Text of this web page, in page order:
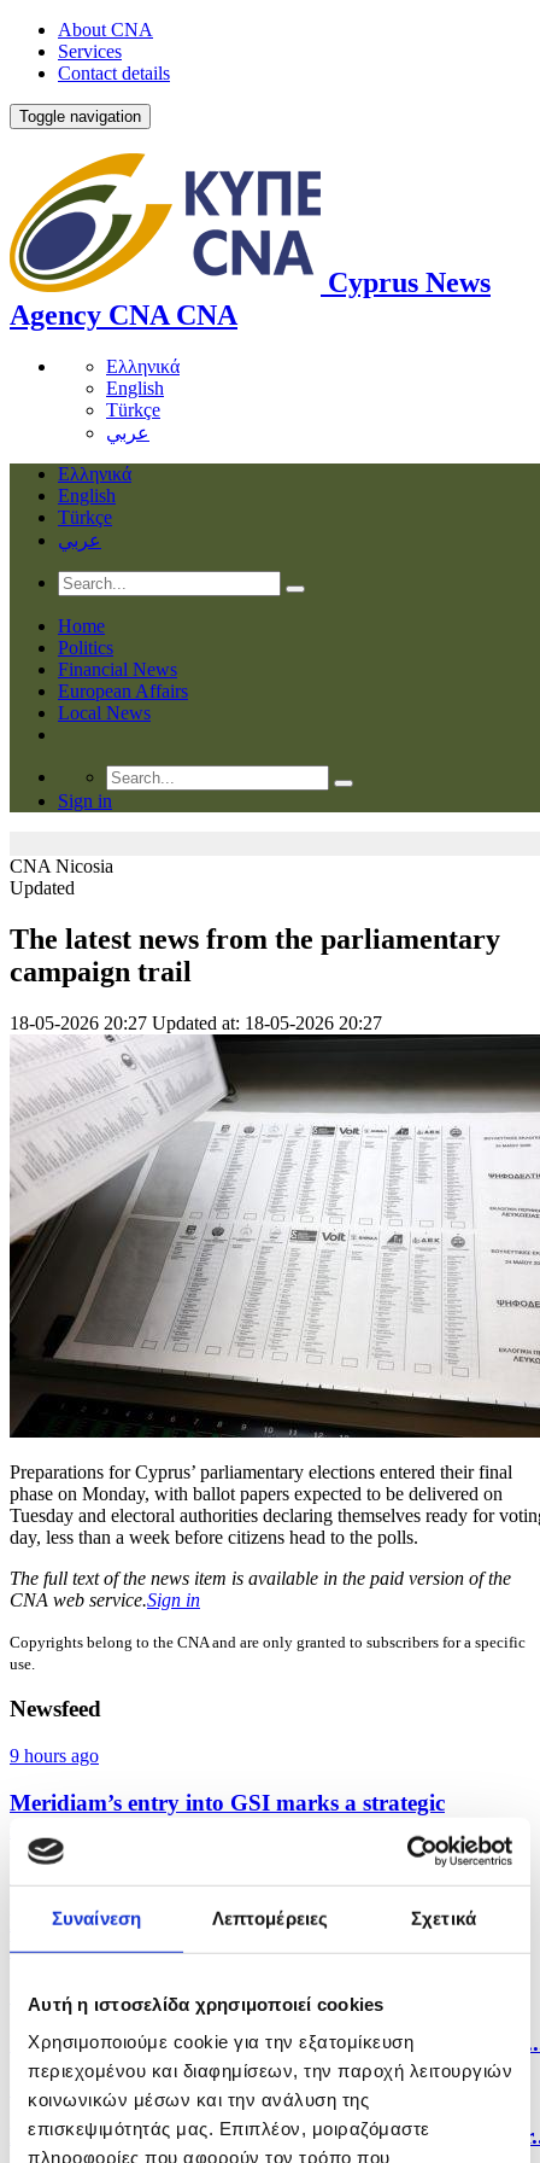
Συναίνεση Λεπτομέρειες Σχετικά
Αυτή η ιστοσελίδα χρησιμοποιεί cookies
Χρησιμοποιούμε cookie για την εξατομίκευση
περιεχομένου και διαφημίσεων, την παροχή λειτουργιών
κοινωνικών μέσων και την ανάλυση της
επισκεψιμότητάς μας. Επιπλέον, μοιραζόμαστε
πληροφορίες που αφορούν τον τρόπο που
About CNA
Services
Contact details
Toggle navigation
Cyprus News
Agency CNA CNA
Ελληνικά
English
Türkçe
عربي
Ελληνικά
English
Türkçe
عربي
Home
Politics
Financial News
European Affairs
Local News
Sign in
CNA Nicosia
Updated
The latest news from the parliamentary
campaign trail
18-05-2026 20:27 Updated at: 18-05-2026 20:27
Preparations for Cyprus’ parliamentary elections entered their final
phase on Monday, with ballot papers expected to be delivered on
Tuesday and electoral authorities declaring themselves ready for
day, less than a week before citizens head to the polls.
The full text of the news item is available in the paid version of the
CNA web service.Sign in
Copyrights belong to the CNA and are only granted to subscribers for a specific
use.
Newsfeed
9 hours ago
Meridiam’s entry into GSI marks a strategic
FIBA Europe congratulates Cyprus on U18
Women's...
10 hours ago
Industrial producer prices in Cyprus rise by 0.3%
Meridiam’s entry into GSI particularly important